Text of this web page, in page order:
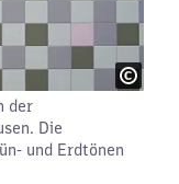
der
Die
und Erdtönen